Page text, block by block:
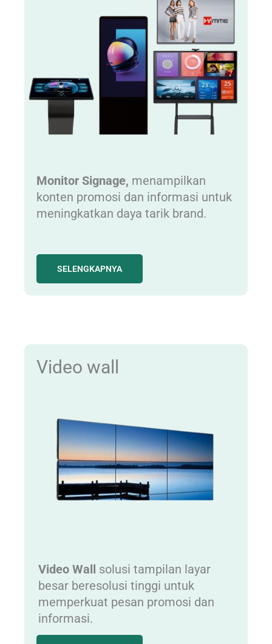
Monitor Signage, menampilkan
konten promosi dan informasi untuk
meningkatkan daya tarik brand.
SELENGKAPNYA
Video wall
Video Wall solusi tampilan layar
besar beresolusi tinggi untuk
memperkuat pesan promosi dan
informasi.